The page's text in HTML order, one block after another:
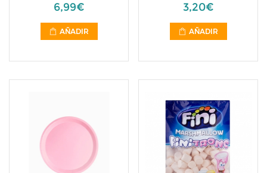
6,99€
AÑADIR
3,20€
AÑADIR